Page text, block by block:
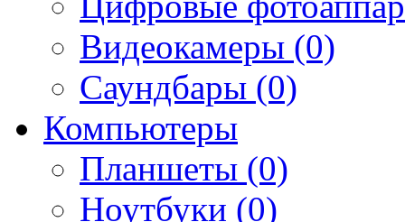
Видеокамеры (0)
Саундбары (0)
Компьютеры
Планшеты (0)
Ноутбуки (0)